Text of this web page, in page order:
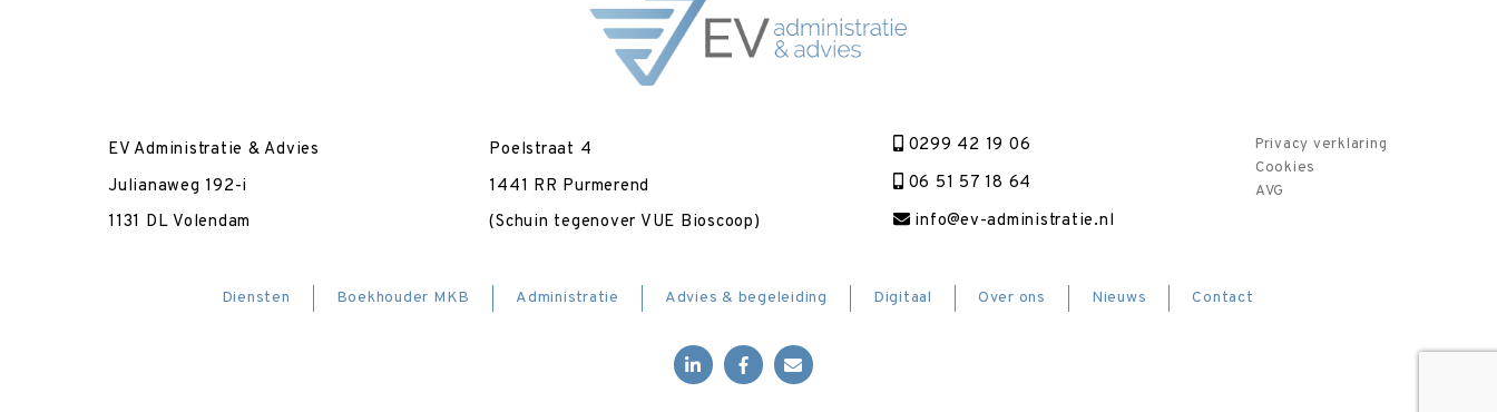
EV Administratie & Advies
Julianaweg 192-i
1131 DL Volendam
Poelstraat 4
1441 RR Purmerend
(Schuin tegenover VUE Bioscoop)
0299 42 19 06
06 51 57 18 64
info@ev-administratie.nl
Privacy verklaring
Cookies
AVG
Diensten Boekhouder MKB Administratie Advies & begeleiding Digitaal Over ons Nieuws Contact